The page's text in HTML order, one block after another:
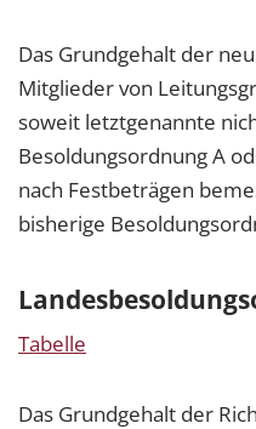
Das Grundgehalt der
Mitglieder von
soweit letztgenannte
Besoldungsordnung A
nach Festbeträgen
bisherige
Tabelle
Das Grundgehalt der